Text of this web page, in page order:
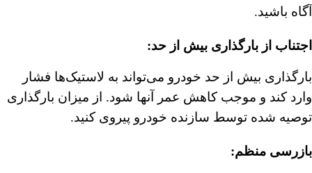
آگاه باشید.
اجتناب از بارگذاری بیش از حد:
بارگذاری بیش از حد خودرو می‌تواند به لاستیک‌ها فشار
وارد کند و موجب کاهش عمر آنها شود. از میزان بارگذاری
توصیه‌ شده توسط سازنده خودرو پیروی کنید.
بازرسی منظم: